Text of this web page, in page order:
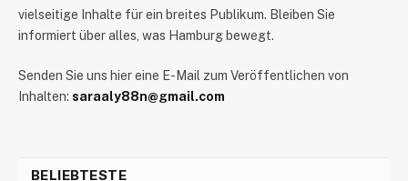
vielseitige Inhalte für ein breites Publikum. Bleiben Sie
informiert über alles, was Hamburg bewegt.
Senden Sie uns hier eine E-Mail zum Veröffentlichen von
Inhalten: saraaly88n@gmail.com
BELIEBTESTE